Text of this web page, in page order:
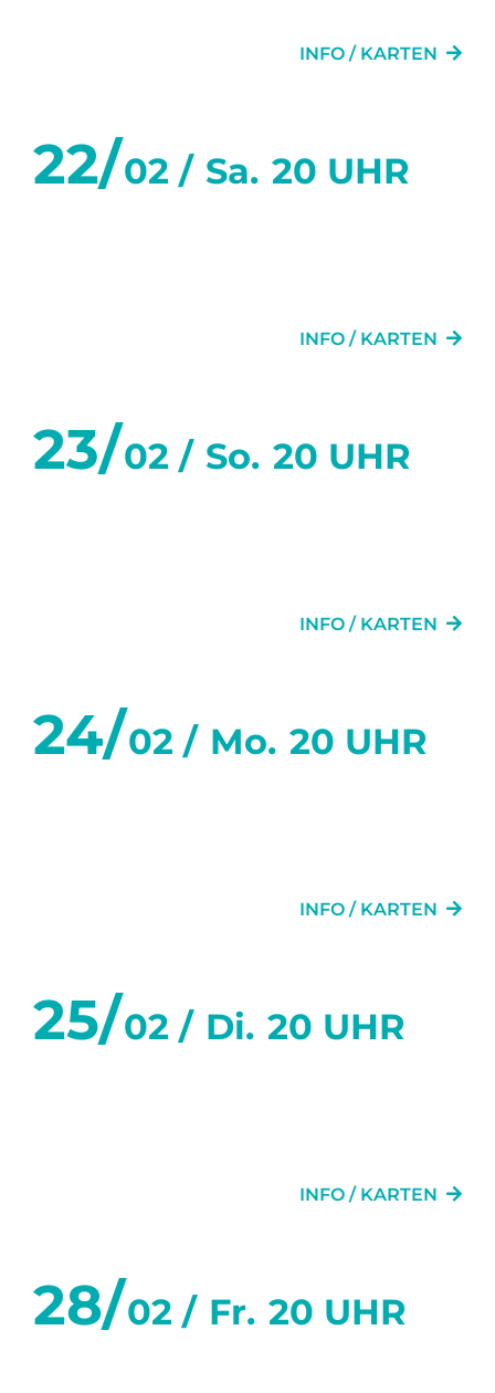
INFO / KARTEN
22/02 / Sa. 20 UHR
INFO / KARTEN
23/02 / So. 20 UHR
INFO / KARTEN
24/02 / Mo. 20 UHR
INFO / KARTEN
25/02 / Di. 20 UHR
INFO / KARTEN
28/02 / Fr. 20 UHR